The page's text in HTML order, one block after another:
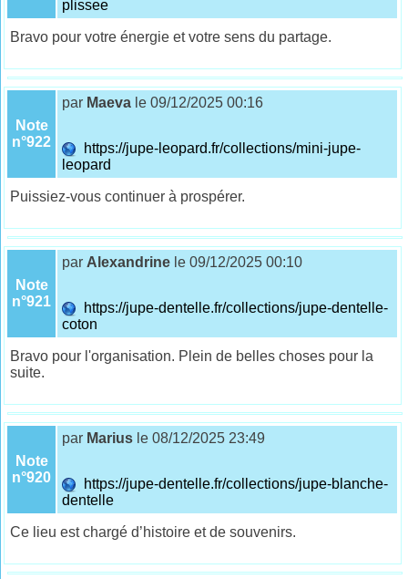
plissee
Bravo pour votre énergie et votre sens du partage.
Note
n°922
par Maeva le 09/12/2025 00:16
https://jupe-leopard.fr/collections/mini-jupe-
leopard
Puissiez-vous continuer à prospérer.
Note
n°921
par Alexandrine le 09/12/2025 00:10
https://jupe-dentelle.fr/collections/jupe-dentelle-
coton
Bravo pour l'organisation. Plein de belles choses pour la
suite.
Note
n°920
par Marius le 08/12/2025 23:49
https://jupe-dentelle.fr/collections/jupe-blanche-
dentelle
Ce lieu est chargé d’histoire et de souvenirs.